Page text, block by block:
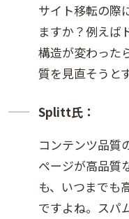
サイト移転の際
ますか？例えば
構造が変わった
質を見直そうと
Splitt氏：
コンテンツ品質
ページが高品質
も、いつまでも
ですよね。スパ